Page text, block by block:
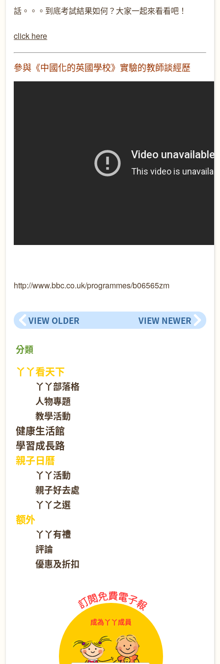
話。。。到底考試結果如何？大家一起來看看吧！
click here
參與《中國化的英國學校》實驗的教師談經歷
http://www.bbc.co.uk/programmes/b06565zm
VIEW OLDER VIEW NEWER
分類
丫丫看天下
丫丫部落格
人物專題
教學活動
健康生活館
學習成長路
親子日曆
丫丫活動
親子好去處
丫丫之選
额外
丫丫有禮
評論
優惠及折扣
成為丫丫成員